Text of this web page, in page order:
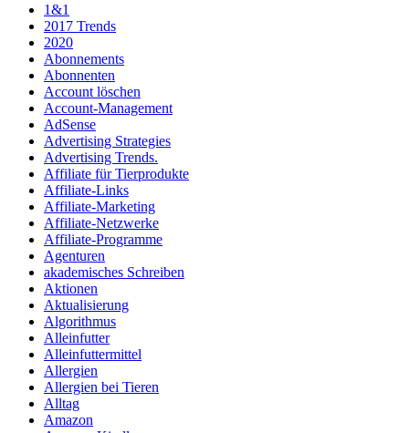
1&1
2017 Trends
2020
Abonnements
Abonnenten
Account löschen
Account-Management
AdSense
Advertising Strategies
Advertising Trends.
Affiliate für Tierprodukte
Affiliate-Links
Affiliate-Marketing
Affiliate-Netzwerke
Affiliate-Programme
Agenturen
akademisches Schreiben
Aktionen
Aktualisierung
Algorithmus
Alleinfutter
Alleinfuttermittel
Allergien
Allergien bei Tieren
Alltag
Amazon